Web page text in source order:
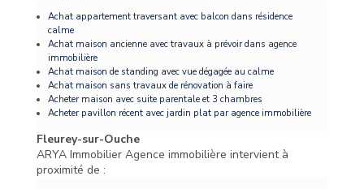
Achat appartement traversant avec balcon dans résidence
calme
Achat maison ancienne avec travaux à prévoir dans agence
immobilière
Achat maison de standing avec vue dégagée au calme
Achat maison sans travaux de rénovation à faire
Acheter maison avec suite parentale et 3 chambres
Acheter pavillon récent avec jardin plat par agence immobilière
Fleurey-sur-Ouche
ARYA Immobilier Agence immobilière intervient à
proximité de :